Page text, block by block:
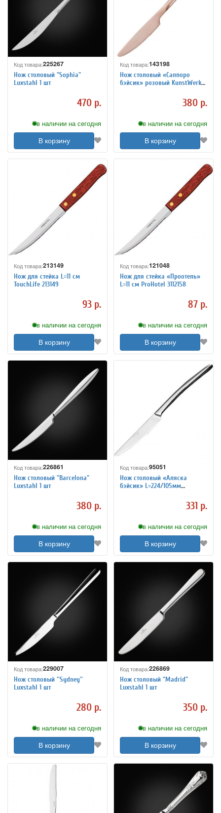
Код товара:225267
Нож столовый "Sophia"
Luxstahl 1 шт
470 р.
в наличии на сегодня
В корзину
Код товара:143198
Нож столовый «Саппоро
бэйсик» розовый KunstWerk
380 р.
в наличии на сегодня
В корзину
Код товара:213149
Нож для стейка L=11 см
TouchLife 213149
93 р.
в наличии на сегодня
В корзину
Код товара:121048
Нож для стейка «Проотель»
L=11 см ProHotel 3112158
87 р.
в наличии на сегодня
В корзину
Код товара:226861
Нож столовый "Barcelona"
Luxstahl 1 шт
380 р.
в наличии на сегодня
В корзину
Код товара:95051
Нож столовый «Аляска
бэйсик» L=224/105мм
331 р.
в наличии на сегодня
В корзину
Код товара:229007
Нож столовый ''Sydney''
Luxstahl 1 шт
280 р.
в наличии на сегодня
В корзину
Код товара:226869
Нож столовый "Madrid"
Luxstahl 1 шт
350 р.
в наличии на сегодня
В корзину